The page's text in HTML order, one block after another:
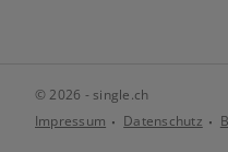
© 2026 - single.ch
Impressum
Datenschutz